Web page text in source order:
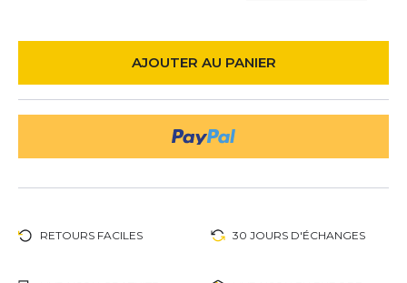
AJOUTER AU PANIER
RETOURS FACILES 30 JOURS D'ÉCHANGES